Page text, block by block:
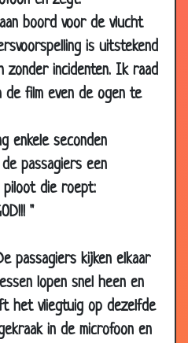
boord voor de vlucht
is uitstekend
zonder incidenten. Ik raad
de film even de ogen te
enkele seconden
passagiers een
piloot die roept:
"
passagiers kijken elkaar
lopen snel heen en
het vliegtuig op dezelfde
in de microfoon en
bier. 3.18
3.79